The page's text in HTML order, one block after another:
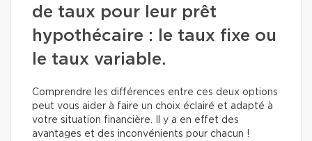
de taux pour leur prêt
hypothécaire : le taux fixe ou
le taux variable.
Comprendre les différences entre ces deux options
peut vous aider à faire un choix éclairé et adapté à
votre situation financière. Il y a en effet des
avantages et des inconvénients pour chacun !